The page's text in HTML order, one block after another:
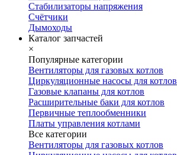
Стабилизаторы напряжения
Счётчики
Дымоходы
Каталог запчастей
×
Популярные категории
Вентиляторы для газовых котлов
Циркуляционные насосы для котлов
Газовые клапаны для котлов
Расширительные баки для котлов
Первичные теплообменники
Платы управления котлами
Все категории
Вентиляторы для газовых котлов